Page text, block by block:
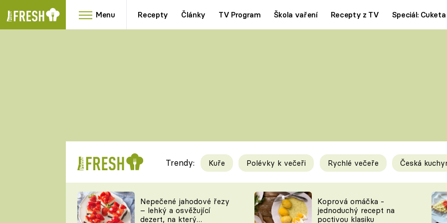
Menu Recepty Články TV Program Škola vaření Recepty z TV Speciál: Cuketa
RYCHLOVKY
Videorecepty
TEĎ VAŘÍ ŠÉF!
Tipy a triky
KAM ZA JÍDLEM
Trendy: Kuře Polévky k večeři Rychlé večeře Česká
Nepečené jahodové řezy
– lehký a osvěžující
dezert, na který
Koprová omáčka -
jednoduchý recept na
poctivou klasiku